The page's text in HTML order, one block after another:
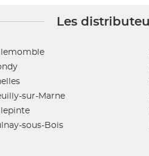
Les
sur-Marne
sous-Bois